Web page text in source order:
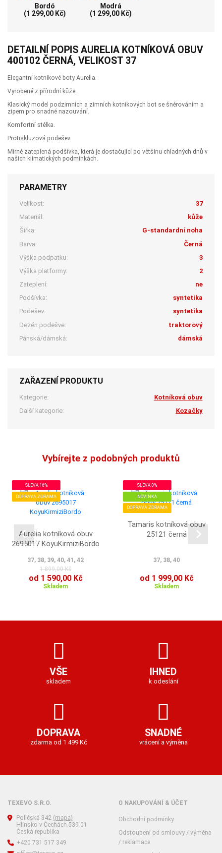
Bordó
(1 299,00 Kč)
Modrá
(1 299,00 Kč)
DETAILNÍ POPIS AURELIA KOTNÍKOVÁ OBUV
400102 ČERNÁ, VELIKOST 37
Elegantní kotníkové boty Aurelia.
Vyrobené z přírodní kůže.
Klasický model podzimních a zimních kotníkových bot se šněrováním a
zipem pro snadné nazouvání.
Komfortní stélka.
Protiskluzová podešev.
Mírně zateplená podšívka, která je dostačující po většinu chladných dnů v
našich klimatických podmínkách.
PARAMETRY
Velikost:
37
Materiál:
kůže
Šířka:
G-standardní noha
Barva:
Černá
Výška podpatku:
3
Výška platformy:
2
Zateplení:
ne
Podšívka:
syntetika
Podešev:
syntetika
Dezén podešve:
traktorový
Pánská/dámská:
dámská
ZAŘAZENÍ PRODUKTU
Kategorie:
Kotníková obuv
Další kategorie:
Kozačky
Vybírejte z podobných produktů
SLEVA 16%
DOPRAVA ZDRAMA
Aurelia kotníková obuv
2695017 KoyuKirmiziBordo
37, 38, 39, 40, 41, 42
1 899,00 Kč
od 1 590,00 Kč
Skladem
SLEVA 0%
NOVINKA
DOPRAVA ZDRAMA
Tamaris kotníková obuv
25121 černá
37, 38, 40
od 1 999,00 Kč
Skladem
VŠE
skladem
IHNED
k odeslání
DOPRAVA
zdarma od 1 499 Kč
SNADNÉ
vrácení a výměna
TEXEVO S.R.O.
Poličská 342 (mapa)
Hlinsko v Čechách 539 01
Česká republika
+420 731 517 349
O NAKUPOVÁNÍ & ÚČET
Obchodní podmínky
Odstoupení od smlouvy / výměna
/ reklamace